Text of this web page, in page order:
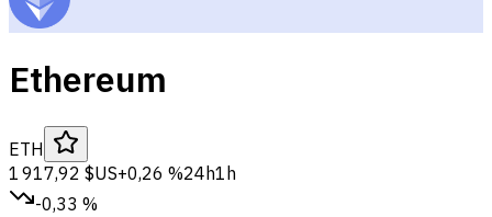
Ethereum
ETH
1 917,92 $US+0,26 %24h1h
-0,33 %